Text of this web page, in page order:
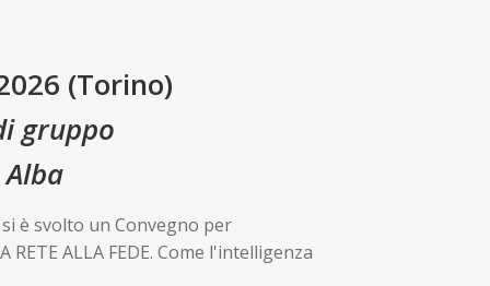
(Torino)
gruppo
è svolto un Convegno per
ALLA FEDE. Come l'intelligenza